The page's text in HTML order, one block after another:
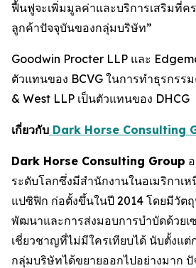
ฟื้นฟูจะเพิ่มมูลค่าและบริการเสริมที่ค
ลูกค้าปัจจุบันของกลุ่มบริษัท”
Goodwin Procter LLP และ
ตัวแทนของ BCVG ในการทำธุรกรร
& West LLP เป็นตัวแทนของ DHCG
เกี่ยวกับ Dark Horse Consulting
Dark Horse Consulting Group
ระดับโลกซึ่งมีสำนักงานในอเมริกาเห
แปซิฟิก ก่อตั้งขึ้นในปี 2014 โดยมีวัตถุ
พัฒนาและการส่งมอบการบำบัดด้วยเ
เชี่ยวชาญที่ไม่มีใครเทียบได้ นับตั้งแต่
กลุ่มบริษัทได้ขยายออกไปอย่างมาก